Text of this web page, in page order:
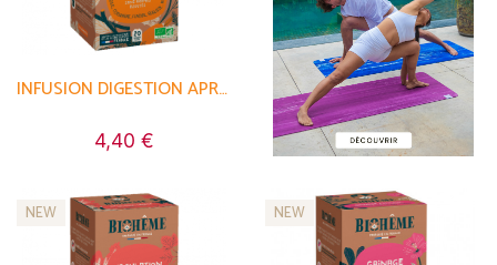
INFUSION DIGESTION APRÈS-REPAS
4,40 €
NEW NEW